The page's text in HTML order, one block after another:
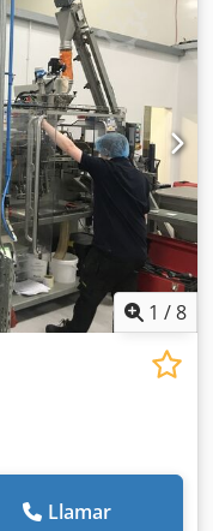
1 /8
Llamar